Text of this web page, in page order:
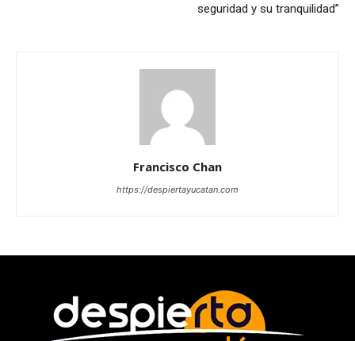
seguridad y su tranquilidad”
Francisco Chan
https://despiertayucatan.com